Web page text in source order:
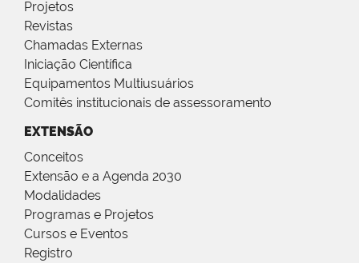
Projetos
Revistas
Chamadas Externas
Iniciação Científica
Equipamentos Multiusuários
Comitês institucionais de assessoramento
EXTENSÃO
Conceitos
Extensão e a Agenda 2030
Modalidades
Programas e Projetos
Cursos e Eventos
Registro